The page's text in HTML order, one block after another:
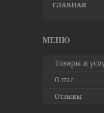
ГЛАВНАЯ
Товары и
О нас
Отзывы